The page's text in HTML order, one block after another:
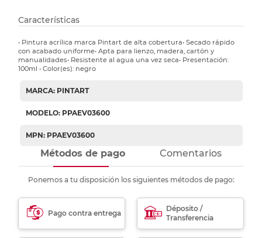
Características
• Pintura acrílica marca Pintart de alta cobertura• Secado rápido
con acabado uniforme• Apta para lienzo, madera, cartón y
manualidades• Resistente al agua una vez seca• Presentación:
100ml • Color(es): negro
MARCA: PINTART
MODELO: PPAEV03600
MPN: PPAEV03600
Métodos de pago Comentarios
Ponemos a tu disposición los siguientes métodos de pago:
Pago contra entrega
Déposito /
Transferencia